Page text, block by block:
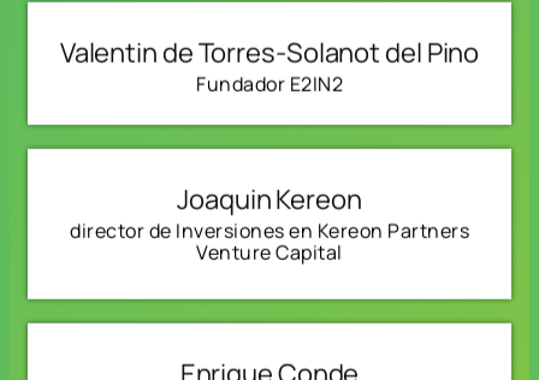
Valentin de Torres-Solanot del Pino
Fundador E2IN2
Joaquin Kereon
director de Inversiones en Kereon Partners
Venture Capital
Enrique Conde